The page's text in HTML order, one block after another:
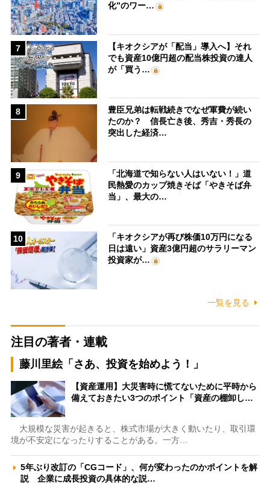
化”のワー…
7
【キオクシアが「配当」導入へ】それ
でも資産10億円超の配当株投資の達人
が「買う…
8
豊臣兄弟は転戦続きでなぜ軍費が続い
たのか？ 信長亡き後、秀吉・秀長の
突出した経済…
9
「北海道で知らない人はいない！」道
民熱愛のカップ焼きそば「やきそば弁
当」、最大の…
10
「キオクシアが再び株価10万円になる
日は遠い」資産3億円超のサラリーマン
投資家が…
一覧を見る
注目の著者・連載
藤川里絵「さあ、投資を始めよう！」
【資産運用】大災害時に慌てないために平時から
備えておきたい3つのポイント「資産の棚卸し…
大規模な災害が起きると、株式市場が大きく動いたり、取引環
境が不安定になったりすることがある。一方…
5年ぶり改訂の「CGコード」、何が変わったのかポイントを解
説 企業に成長投資の具体的な説…